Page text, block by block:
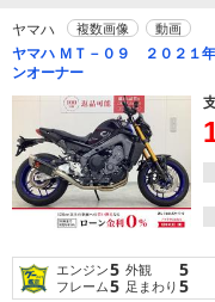
ヤマハ 複数画像 動画
ヤマハ ＭＴ－０９ ２０２１
ンオーナー
エンジン5 外観 5
フレーム5 足まわり 5